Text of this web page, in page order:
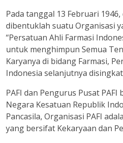
Pada tanggal 13 Februari
dibentuklah suatu Organisasi
“Persatuan Ahli Farmasi
untuk menghimpun Semua
Karyanya di bidang Farmasi,
Indonesia selanjutnya disingkat
PAFI dan Pengurus Pusat
Negara Kesatuan Republik
Pancasila, Organisasi PAFI
yang bersifat Kekaryaan dan